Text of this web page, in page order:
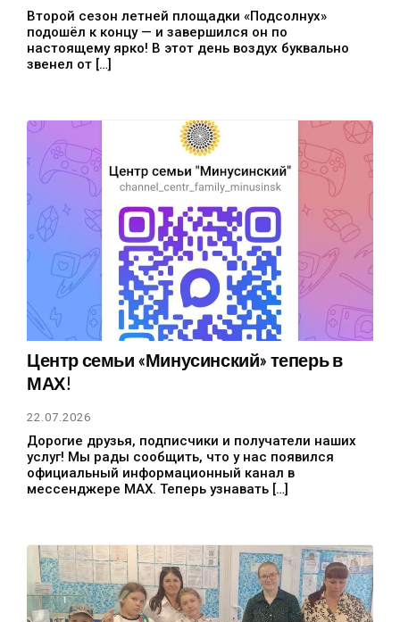
Второй сезон летней площадки «Подсолнух»
подошёл к концу — и завершился он по
настоящему ярко! В этот день воздух буквально
звенел от […]
Центр семьи «Минусинский» теперь в
МАХ!
22.07.2026
Дорогие друзья, подписчики и получатели наших
услуг! Мы рады сообщить, что у нас появился
официальный информационный канал в
мессенджере МАХ. Теперь узнавать […]